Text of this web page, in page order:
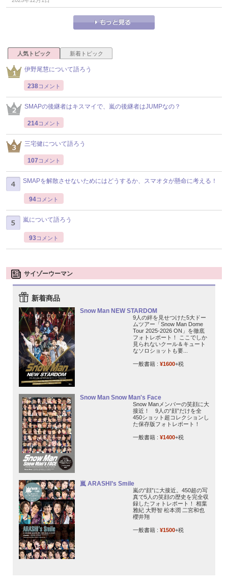
人気トピック 新着トピック
伊野尾慧について語ろう
238コメント
SMAPの後継者はキスマイで、嵐の後継者はJUMPなの？
214コメント
三宅健について語ろう
107コメント
SMAPを解散させないためにはどうするか、スマオタが懸命に考える！
94コメント
嵐について語ろう
93コメント
サイゾーウーマン
新着商品
Snow Man NEW STARDOM
9人の絆を見せつけた5大ドー
ムツアー「Snow Man Dome
Tour 2025-2026 ON」を徹底
フォトレポート！ ここでしか
見られないクール＆キュート
なソロショットも要...
一般書籍 : ¥1600+税
Snow Man Snow Man's Face
Snow Manメンバーの笑顔に大
接近！ 9人の“顔”だけを全
450ショット超コレクションし
た保存版フォトレポート！
一般書籍 : ¥1400+税
嵐 ARASHI’s Smile
嵐の“顔”に大接近。450超の写
真で5人の笑顔の歴史を完全収
録したフォトレポート！ 相葉
雅紀 大野智 松本潤 二宮和也
櫻井翔
一般書籍 : ¥1500+税